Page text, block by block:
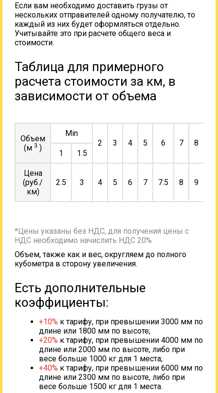
Если вам необходимо доставить грузы от
нескольких отправителей одному получателю, то
каждый из них будет оформляться отдельно.
Учитывайте это при расчете общего веса и
стоимости.
Таблица для примерного
расчета стоимости за км, в
зависимости от объема
Объем
(м 3 )
Min
2
3 4 5 6 7 8
1
1.5
Цена
(руб./
км)
2.5 3 4 5 6 7 7.5 8 9
*Цены указаны без НДС, для получения цены с
НДС необходимо начислить НДС 20%
Объем, также как и вес, округляем до полного
кубометра в сторону увеличения.
Есть дополнительные
коэффициенты:
+10% к тарифу, при превышении 3000 мм по
длине или 1800 мм по высоте;
+20% к тарифу, при превышении 4000 мм по
длине или 2000 мм по высоте, либо при
весе больше 1000 кг для 1 места;
+40% к тарифу, при превышении 6000 мм по
длине или 2300 мм по высоте, либо при
весе больше 1500 кг для 1 места.